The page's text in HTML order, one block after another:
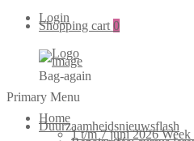
Login
Shopping cart 0
Bag-again
Primary Menu
Home
Duurzaamheidsnieuwsflash
1 t/m 7 juni 2026 Week